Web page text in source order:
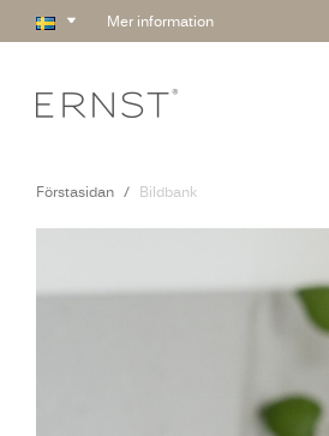
Mer information
Förstasidan Bildbank